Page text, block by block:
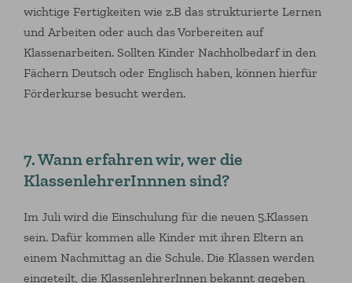
wichtige Fertigkeiten wie z.B das strukturierte Lernen
und Arbeiten oder auch das Vorbereiten auf
Klassenarbeiten. Sollten Kinder Nachholbedarf in den
Fächern Deutsch oder Englisch haben, können hierfür
Förderkurse besucht werden.
7. Wann erfahren wir, wer die
KlassenlehrerInnnen sind?
Im Juli wird die Einschulung für die neuen 5.Klassen
sein. Dafür kommen alle Kinder mit ihren Eltern an
einem Nachmittag an die Schule. Die Klassen werden
eingeteilt, die KlassenlehrerInnen bekannt gegeben